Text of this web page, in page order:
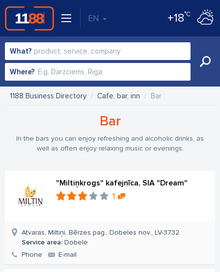
EN +18°C
What?
Where?
1188 Business Directory Cafe, bar, inn Bar
Bar
In the bars you can enjoy refreshing and alcoholic drinks, as
well as often enjoy relaxing music or evenings.
"Miltiņkrogs" kafejnīca, SIA "Dream"
1
Atvaras, Miltiņi, Bērzes pag., Dobeles nov., LV-3732
Service area: Dobele
Phone
E-mail